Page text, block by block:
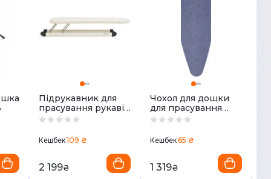
Підрукавник для
прасування рукавів
Brabantia 102400
Кешбек109 ₴
2 199₴
Чохол для дошки
для прасування
Brabantia 130700
Кешбек65 ₴
1 319₴